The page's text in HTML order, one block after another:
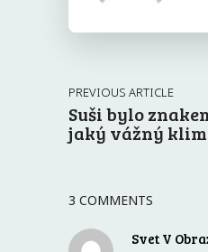
PREVIOUS ARTICLE
Suši bylo
jaký vážný
3 COMMENTS
Svet V